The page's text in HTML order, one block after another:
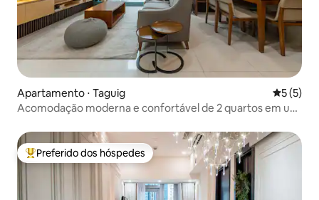
Apartamento ⋅ Taguig 5 de
5 (5)
Acomodação moderna e confortável de 2 quartos em um
Entre os melhores preferidos dos hóspedes
Preferido dos hóspedes